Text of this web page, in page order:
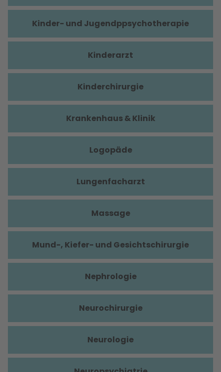
Kinder- und Jugendppsychotherapie
Kinderarzt
Kinderchirurgie
Krankenhaus & Klinik
Logopäde
Lungenfacharzt
Massage
Mund-, Kiefer- und Gesichtschirurgie
Nephrologie
Neurochirurgie
Neurologie